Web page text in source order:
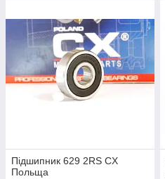
Підшипник 629 2RS CX
Польща